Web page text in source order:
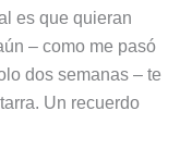
es que quieran
– como me pasó
dos semanas – te
Un recuerdo